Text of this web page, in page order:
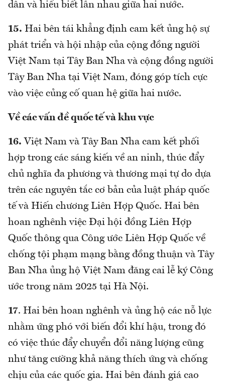
dân và hiểu biết lẫn nhau giữa hai nước.
15. Hai bên tái khẳng định cam kết ủng hộ sự
phát triển và hội nhập của cộng đồng người
Việt Nam tại Tây Ban Nha và cộng đồng người
Tây Ban Nha tại Việt Nam, đóng góp tích cực
vào việc củng cố quan hệ giữa hai nước.
Về các vấn đề quốc tế và khu vực
16. Việt Nam và Tây Ban Nha cam kết phối
hợp trong các sáng kiến về an ninh, thúc đẩy
chủ nghĩa đa phương và thương mại tự do dựa
trên các nguyên tắc cơ bản của luật pháp quốc
tế và Hiến chương Liên Hợp Quốc. Hai bên
hoan nghênh việc Đại hội đồng Liên Hợp
Quốc thông qua Công ước Liên Hợp Quốc về
chống tội phạm mạng bằng đồng thuận và Tây
Ban Nha ủng hộ Việt Nam đăng cai lễ ký Công
ước trong năm 2025 tại Hà Nội.
17. Hai bên hoan nghênh và ủng hộ các nỗ lực
nhằm ứng phó với biến đổi khí hậu, trong đó
có việc thúc đẩy chuyển đổi năng lượng cũng
như tăng cường khả năng thích ứng và chống
chịu của các quốc gia. Hai bên đánh giá cao